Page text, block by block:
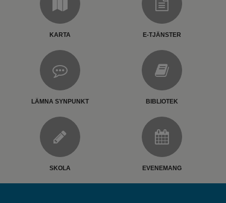
KARTA E-TJÄNSTER
LÄMNA SYNPUNKT BIBLIOTEK
SKOLA EVENEMANG